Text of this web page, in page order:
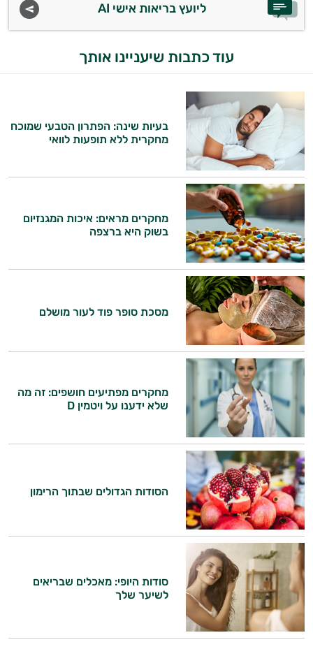
ליועץ בריאות אישי AI
עוד כתבות שיעניינו אותך
בעיות שינה: הפתרון הטבעי שמוכח
מחקרית ללא תופעות לוואי
מחקרים מראים: איכות המגנזיום
בשוק היא ברצפה
מסכת סופר פוד לעור מושלם
מחקרים מפתיעים חושפים: זה מה
שלא ידענו על ויטמין D
הסודות הגדולים שבתוך הרימון
סודות היופי: מאכלים שבריאים
לשיער שלך